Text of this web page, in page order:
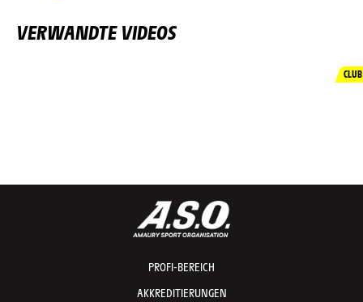
VERWANDTE VIDEOS
CLUB
PROFI-BEREICH
AKKREDITIERUNGEN